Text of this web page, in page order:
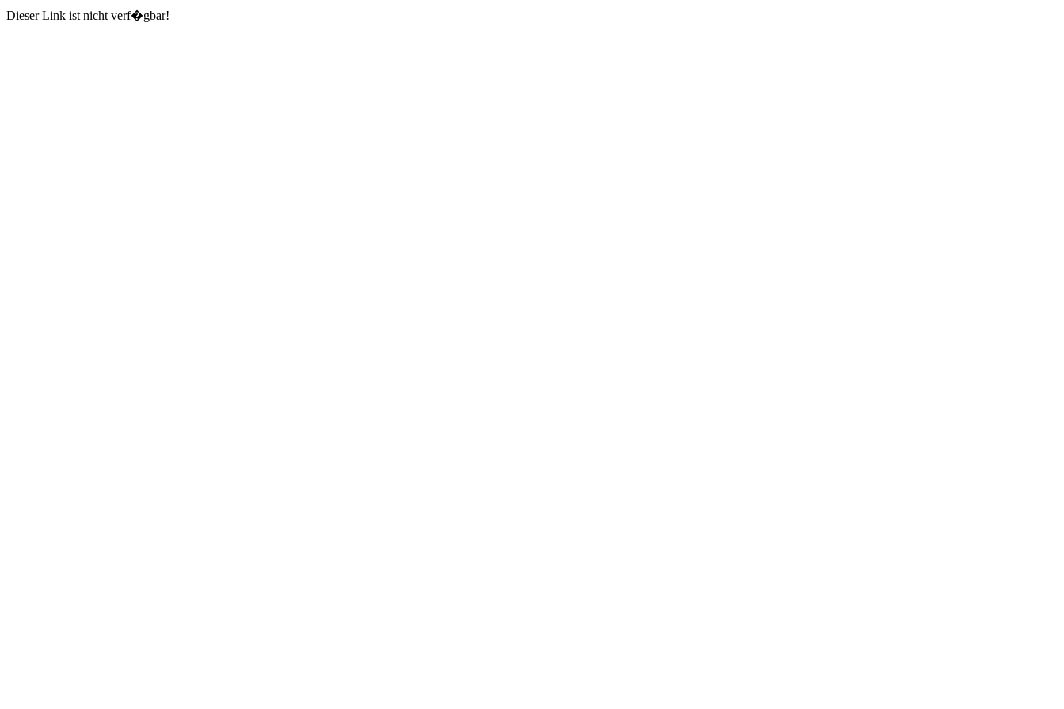
Dieser Link ist nicht verf�gbar!